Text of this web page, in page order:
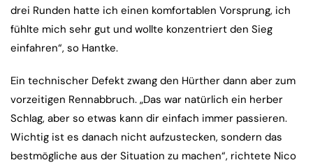
drei Runden hatte ich einen komfortablen Vorsprung, ich
fühlte mich sehr gut und wollte konzentriert den Sieg
einfahren“, so Hantke.
Ein technischer Defekt zwang den Hürther dann aber zum
vorzeitigen Rennabbruch. „Das war natürlich ein herber
Schlag, aber so etwas kann dir einfach immer passieren.
Wichtig ist es danach nicht aufzustecken, sondern das
bestmögliche aus der Situation zu machen“, richtete Nico